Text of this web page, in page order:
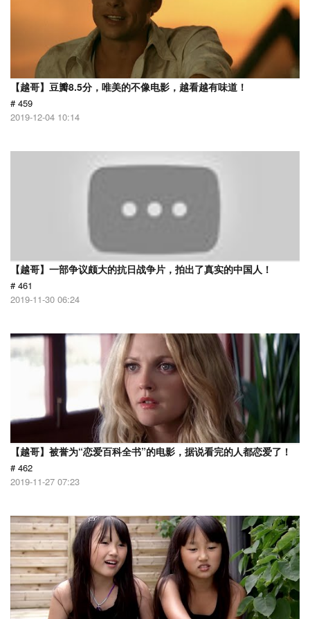
【越哥】豆瓣8.5分，唯美的不像电影，越看越有味道！
# 459
2019-12-04 10:14
【越哥】一部争议颇大的抗日战争片，拍出了真实的中国人！
# 461
2019-11-30 06:24
【越哥】被誉为“恋爱百科全书”的电影，据说看完的人都恋爱了！
# 462
2019-11-27 07:23